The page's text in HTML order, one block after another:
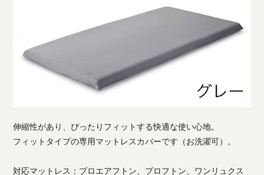
伸縮性があり、ぴったりフィットする快適な使い心地。
フィットタイプの専用マットレスカバーです（お洗濯可）。
対応マットレス：プロエアフトン、プロフトン、ワンリュクス